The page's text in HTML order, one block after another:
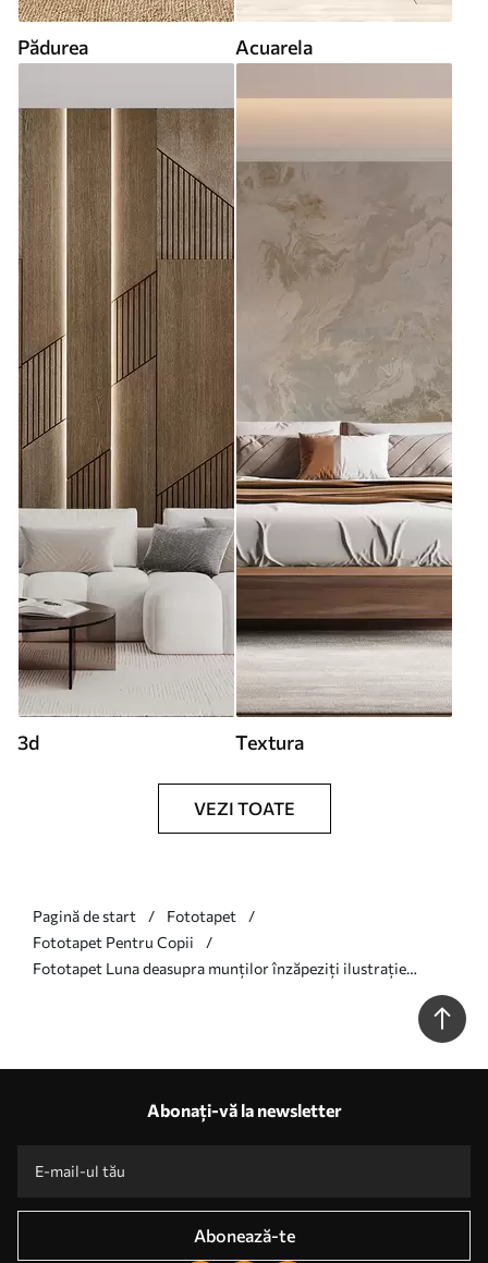
Pădurea Acuarela
3d Textura
VEZI TOATE
Pagină de start
Fototapet
Fototapet Pentru Copii
Fototapet Luna deasupra munților înzăpeziți ilustrație
Abonați-vă la newsletter
Abonează-te